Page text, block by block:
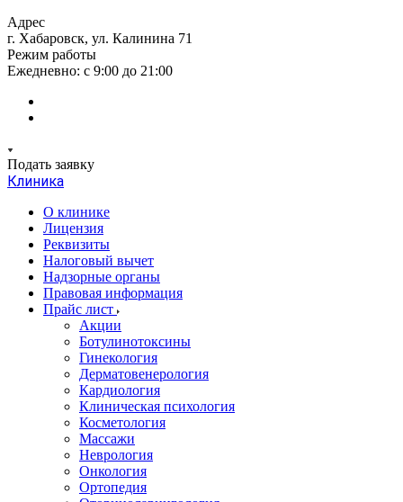
Адрес
г. Хабаровск, ул. Калинина 71
Режим работы
Ежедневно: с 9:00 до 21:00
Подать заявку
Клиника
О клинике
Лицензия
Реквизиты
Налоговый вычет
Надзорные органы
Правовая информация
Прайс лист
Акции
Ботулинотоксины
Гинекология
Дерматовенерология
Кардиология
Клиническая психология
Косметология
Массажи
Неврология
Онкология
Ортопедия